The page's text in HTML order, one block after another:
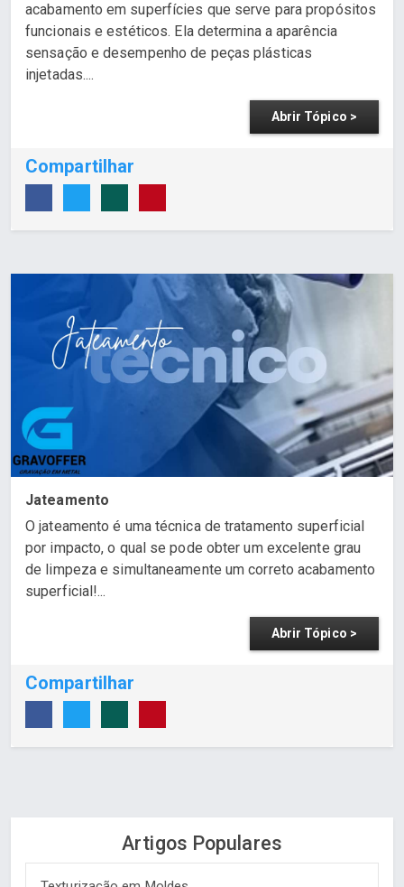
acabamento em superfícies que serve para propósitos
funcionais e estéticos. Ela determina a aparência
sensação e desempenho de peças plásticas
injetadas....
Abrir Tópico >
Compartilhar
Jateamento
O jateamento é uma técnica de tratamento superficial
por impacto, o qual se pode obter um excelente grau
de limpeza e simultaneamente um correto acabamento
superficial!...
Abrir Tópico >
Compartilhar
Artigos Populares